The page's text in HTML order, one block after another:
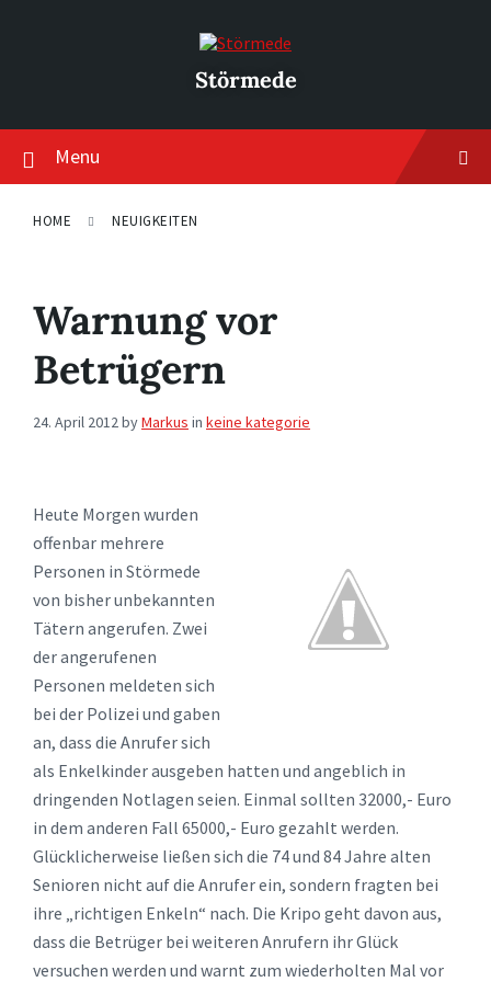
Störmede
Menu
HOME NEUIGKEITEN
Warnung vor
Betrügern
24. April 2012byMarkus in keine kategorie
Heute Morgen wurden
offenbar mehrere
Personen in Störmede
von bisher unbekannten
Tätern angerufen. Zwei
der angerufenen
Personen meldeten sich
bei der Polizei und gaben
an, dass die Anrufer sich
als Enkelkinder ausgeben hatten und angeblich in
dringenden Notlagen seien. Einmal sollten 32000,- Euro
in dem anderen Fall 65000,- Euro gezahlt werden.
Glücklicherweise ließen sich die 74 und 84 Jahre alten
Senioren nicht auf die Anrufer ein, sondern fragten bei
ihre „richtigen Enkeln“ nach. Die Kripo geht davon aus,
dass die Betrüger bei weiteren Anrufern ihr Glück
versuchen werden und warnt zum wiederholten Mal vor